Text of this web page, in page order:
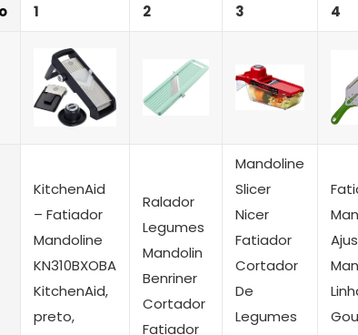
1 2 3 4
KitchenAid
– Fatiador
Mandoline
KN310BXOBA
KitchenAid,
preto,
Ralador
Legumes
Mandolin
Benriner
Cortador
Fatiador
Mandoline
Slicer
Nicer
Fatiador
Cortador
De
Legumes